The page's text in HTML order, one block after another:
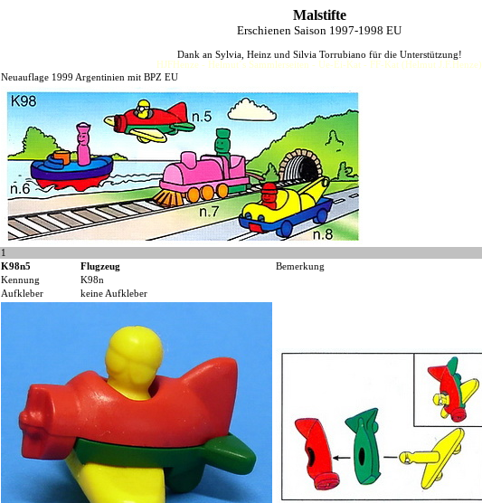
Malstifte
Erschienen Saison 1997-1998 EU
Dank an Sylvia, Heinz und Silvia Torrubiano für die Unterstützung!
HJFHenze - Helmut´s Sammlerseiten - Ue-Ei-Kat - FF-Kat (Helmut J.F.Henze)
Neuauflage 1999 Argentinien mit BPZ EU
1
K98n5
Flugzeug
Bemerkung
Kennung
K98n
Aufkleber
keine Aufkleber